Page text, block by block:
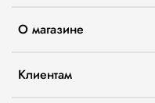
О магазине
Клиентам